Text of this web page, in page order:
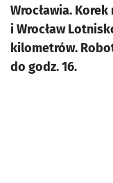
Wrocławia.
i Wrocław
kilometrów.
do godz. 16.